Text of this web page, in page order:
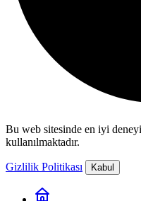
Bu web sitesinde en iyi
kullanılmaktadır.
Gizlilik Politikası Kabul